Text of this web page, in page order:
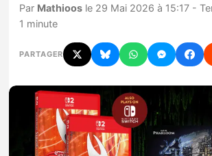
Chiffres de ventes
Rumeurs
Nintendo Direct
Tests et previews
Par Mathioos le 29 Mai 2026 à 15:17 -
1 minute
PARTAGER